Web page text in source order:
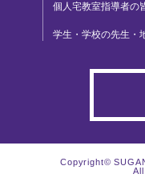
個人宅教室指導者の
学生・学校の先生・
Copyright©